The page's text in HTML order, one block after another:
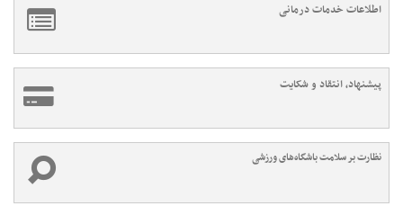
اطلاعات خدمات درمانی
پیشنهاد، انتقاد و شکایت
نظارت بر سلامت باشگاه‌های ورزشی